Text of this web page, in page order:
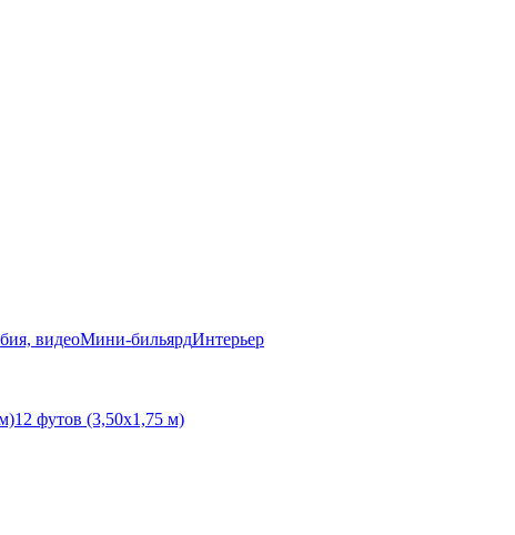
видеоМини-бильярдИнтерьер
12 футов (3,50х1,75 м)